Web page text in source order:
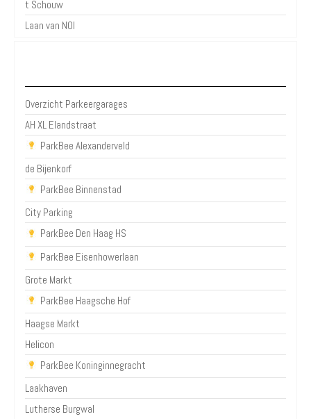
t Schouw
Laan van NOI
Overzicht Parkeergarages
AH XL Elandstraat
ParkBee Alexanderveld
de Bijenkorf
ParkBee Binnenstad
City Parking
ParkBee Den Haag HS
ParkBee Eisenhowerlaan
Grote Markt
ParkBee Haagsche Hof
Haagse Markt
Helicon
ParkBee Koninginnegracht
Laakhaven
Lutherse Burgwal